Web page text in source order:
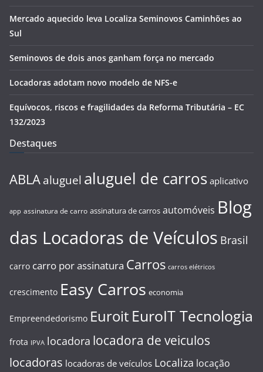
Mercado aquecido leva Localiza Seminovos Caminhões ao
Sul
Seminovos de dois anos ganham força no mercado
Locadoras adotam novo modelo de NFS-e
Equívocos, riscos e fragilidades da Reforma Tributária – EC
132/2023
Destaques
ABLA aluguel aluguel de carros aplicativo
app assinatura de carro assinatura de carros automóveis Blog
das Locadoras de Veículos Brasil
carro carro por assinatura Carros carros elétricos
crescimento Easy Carros economia
Empreendedorismo Euroit EuroIT Tecnologia
frota IPVA locadora locadora de veiculos
locadoras locadoras de veículos Localiza locação